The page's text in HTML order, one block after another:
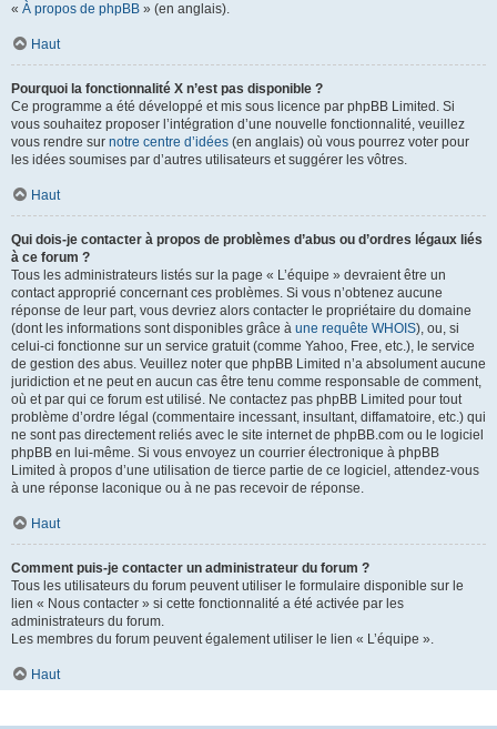
« À propos de phpBB » (en anglais).
Haut
Pourquoi la fonctionnalité X n’est pas disponible ?
Ce programme a été développé et mis sous licence par phpBB Limited. Si
vous souhaitez proposer l’intégration d’une nouvelle fonctionnalité, veuillez
vous rendre sur notre centre d’idées (en anglais) où vous pourrez voter pour
les idées soumises par d’autres utilisateurs et suggérer les vôtres.
Haut
Qui dois-je contacter à propos de problèmes d’abus ou d’ordres légaux liés
à ce forum ?
Tous les administrateurs listés sur la page « L’équipe » devraient être un
contact approprié concernant ces problèmes. Si vous n’obtenez aucune
réponse de leur part, vous devriez alors contacter le propriétaire du domaine
(dont les informations sont disponibles grâce à une requête WHOIS), ou, si
celui-ci fonctionne sur un service gratuit (comme Yahoo, Free, etc.), le service
de gestion des abus. Veuillez noter que phpBB Limited n’a absolument aucune
juridiction et ne peut en aucun cas être tenu comme responsable de comment,
où et par qui ce forum est utilisé. Ne contactez pas phpBB Limited pour tout
problème d’ordre légal (commentaire incessant, insultant, diffamatoire, etc.) qui
ne sont pas directement reliés avec le site internet de phpBB.com ou le logiciel
phpBB en lui-même. Si vous envoyez un courrier électronique à phpBB
Limited à propos d’une utilisation de tierce partie de ce logiciel, attendez-vous
à une réponse laconique ou à ne pas recevoir de réponse.
Haut
Comment puis-je contacter un administrateur du forum ?
Tous les utilisateurs du forum peuvent utiliser le formulaire disponible sur le
lien « Nous contacter » si cette fonctionnalité a été activée par les
administrateurs du forum.
Les membres du forum peuvent également utiliser le lien « L’équipe ».
Haut